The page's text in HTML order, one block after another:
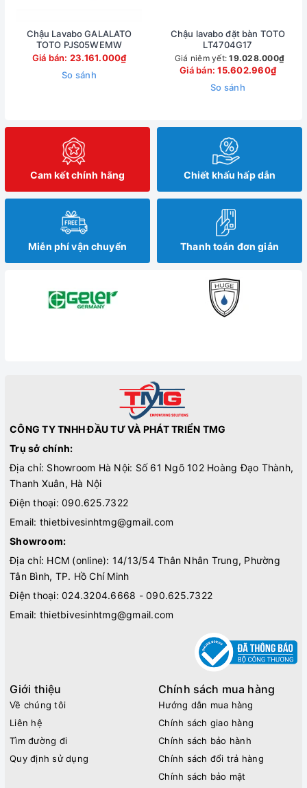
Chậu Lavabo GALALATO
TOTO PJS05WEMW
Giá bán: 23.161.000₫
So sánh
Chậu lavabo đặt bàn TOTO
LT4704G17
Giá niêm yết:19.028.000₫
Giá bán:15.602.960₫
So sánh
Cam kết chính hãng Chiết khấu hấp dẫn
Miễn phí vận chuyển Thanh toán đơn giản
CÔNG TY TNHH ĐẦU TƯ VÀ PHÁT TRIỂN TMG
Trụ sở chính:
Địa chỉ: Showroom Hà Nội: Số 61 Ngõ 102 Hoàng Đạo Thành,
Thanh Xuân, Hà Nội
Điện thoại: 090.625.7322
Email: thietbivesinhtmg@gmail.com
Showroom:
Địa chỉ: HCM (online): 14/13/54 Thân Nhân Trung, Phường
Tân Bình, TP. Hồ Chí Minh
Điện thoại: 024.3204.6668 - 090.625.7322
Email: thietbivesinhtmg@gmail.com
Giới thiệu
Về chúng tôi
Liên hệ
Tìm đường đi
Quy định sử dụng
Chính sách mua hàng
Hướng dẫn mua hàng
Chính sách giao hàng
Chính sách bảo hành
Chính sách đổi trả hàng
Chính sách bảo mật